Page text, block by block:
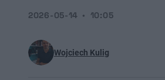
Wojciech Kulig
2026-05-14 10:05